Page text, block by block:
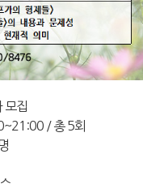
모집
/ 총 5회